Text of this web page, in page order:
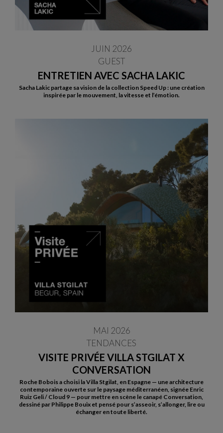
ENTRETIEN AVEC SACHA LAKIC
JUIN 2026
GUEST
Sacha Lakic partage sa vision de la collection Speed Up : une création
inspirée par le mouvement, la vitesse et l’émotion.
VISITE PRIVÉE VILLA STGILAT X
CONVERSATION
MAI 2026
TENDANCES
Roche Bobois a choisi la Villa Stgilat, en Espagne — une architecture
contemporaine ouverte sur le paysage méditerranéen, signée Enric
Ruiz Geli / Cloud 9 — pour mettre en scène le canapé Conversation,
dessiné par Philippe Bouix et pensé pour s’asseoir, s’allonger, lire ou
échanger en toute liberté.